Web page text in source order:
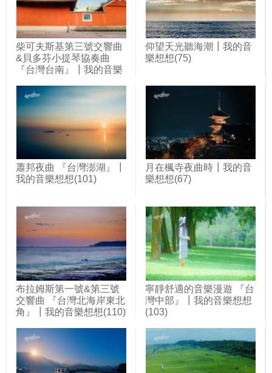
柴可夫斯基第三號交響曲
&貝多芬小提琴協奏曲
『台灣台南』┃我的音樂
仰望天光聽海潮┃我的音
樂想想(75)
蕭邦夜曲 『台灣澎湖』┃
我的音樂想想(101)
月在楓寺夜曲時┃我的音
樂想想(67)
布拉姆斯第一號&第三號
交響曲 『台灣北海岸東北
角』┃我的音樂想想(110)
寧靜舒適的音樂漫遊 『台
灣中部』┃我的音樂想想
(103)